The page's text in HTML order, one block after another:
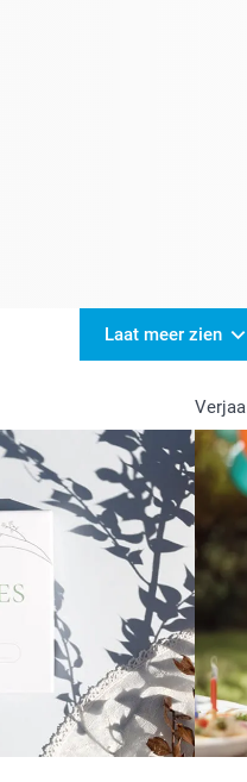
Laat meer zien